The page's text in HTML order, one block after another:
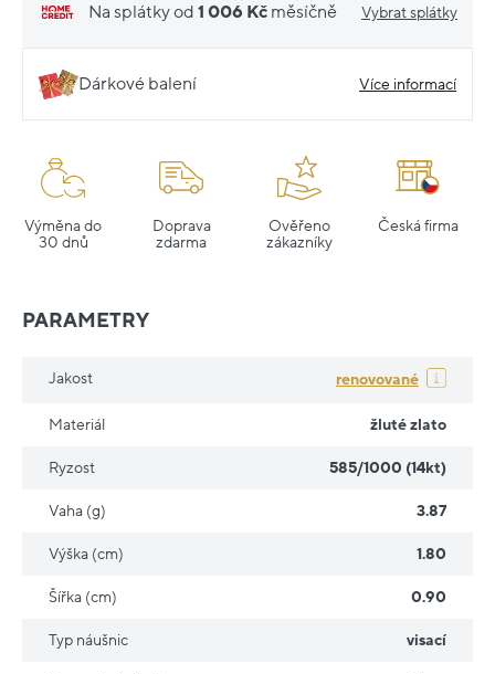
Na splátky od 1 006 Kč měsíčně Vybrat splátky
Dárkové balení Více informací
Výměna do
30 dnů
Doprava
zdarma
Ověřeno
zákazníky
Česká firma
PARAMETRY
Jakost renovované
Materiál žluté zlato
Ryzost 585/1000 (14kt)
Vaha (g) 3.87
Výška (cm) 1.80
Šířka (cm) 0.90
Typ náušnic visací